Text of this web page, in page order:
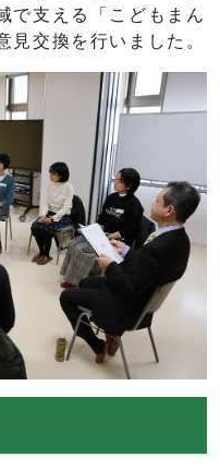
で支える「こどもまん
見交換を行いました。